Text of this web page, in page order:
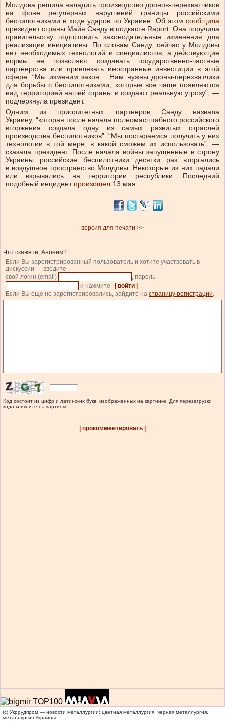
Молдова решила наладить производство дронов-перехватчиков
на фоне регулярных нарушений границы российскими
беспилотниками в ходе ударов по Украине. Об этом сообщила
президент страны Майя Санду в подкасте Raport. Она поручила
правительству подготовить законодательные изменения для
реализации инициативы. По словам Санду, сейчас у Молдовы
нет необходимых технологий и специалистов, а действующие
нормы не позволяют создавать государственно-частные
партнерства или привлекать иностранные инвестиции в этой
сфере. “Мы изменим закон… Нам нужны дроны-перехватчики
для борьбы с беспилотниками, которые все чаще появляются
над территорией нашей страны и создают реальную угрозу”, —
подчеркнула президент.
Одним из приоритетных партнеров Санду назвала
Украину, “которая после начала полномасштабного российского
вторжения создала одну из самых развитых отраслей
производства беспилотников”. “Мы постараемся получить у них
технологии в той мере, в какой сможем их использовать”, —
сказала президент. После начала войны запущенные в строну
Украины российские беспилотники десятки раз вторгались
в воздушное пространство Молдовы. Некоторые из них падали
или взрывались на территории республики. Последний
подобный инцидент произошел 13 мая.
версия для печати >>
Что скажете, Аноним?
Если Вы зарегистрированный пользователь и хотите участвовать в
дискуссии — введите
свой логин (email)
, пароль
и нажмите
| войти |
.
Если Вы еще не зарегистрировались, зайдите на страницу регистрации.
Код состоит из цифр и латинских букв, изображенных на картинке. Для перезагрузки
кода кликните на картинке.
| прокомментировать |
(c) Укррудпром — новости металлургии: цветная металлургия, черная металлургия,
металлургия Украины